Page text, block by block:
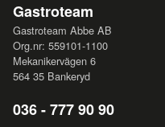
Gastroteam
Gastroteam Abbe AB
Org.nr: 559101-1100
Mekanikervägen 6
564 35 Bankeryd
036 - 777 90 90